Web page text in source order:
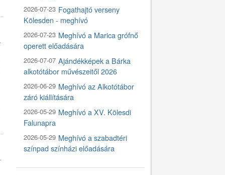
2026-07-23 Fogathajtó verseny
Kölesden - meghívó
2026-07-23 Meghívó a Marica grófnő
operett előadására
2026-07-07 Ajándékképek a Bárka
alkotótábor művészeitől 2026
2026-06-29 Meghívó az Alkotótábor
záró kiállítására
2026-05-29 Meghívó a XV. Kölesdi
Falunapra
2026-05-29 Meghívó a szabadtéri
színpad színházi előadására